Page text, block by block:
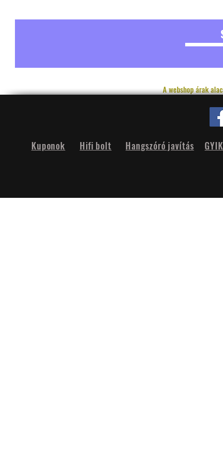
A webshop árak
Hifi bolt
Kuponok Hangszóró javítás GYIK